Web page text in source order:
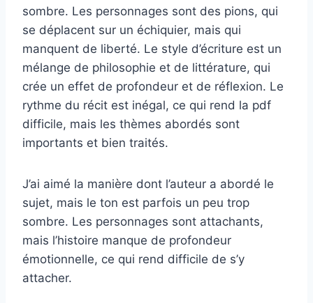
sombre. Les personnages sont des pions, qui
se déplacent sur un échiquier, mais qui
manquent de liberté. Le style d’écriture est un
mélange de philosophie et de littérature, qui
crée un effet de profondeur et de réflexion. Le
rythme du récit est inégal, ce qui rend la pdf
difficile, mais les thèmes abordés sont
importants et bien traités.
J’ai aimé la manière dont l’auteur a abordé le
sujet, mais le ton est parfois un peu trop
sombre. Les personnages sont attachants,
mais l’histoire manque de profondeur
émotionnelle, ce qui rend difficile de s’y
attacher.